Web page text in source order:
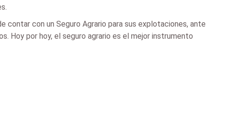
contar con un Seguro Agrario para sus explotaciones, ante
Hoy por hoy, el seguro agrario es el mejor instrumento